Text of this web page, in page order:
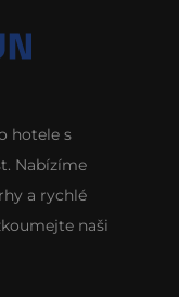
hotele s
Nabízíme
a rychlé
naši